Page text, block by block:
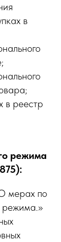
в
в реестр
режима
мерах по
режима.»